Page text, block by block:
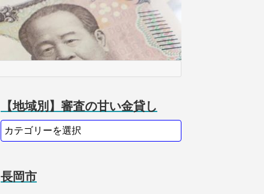
【地域別】審査の甘い金貸し
長岡市